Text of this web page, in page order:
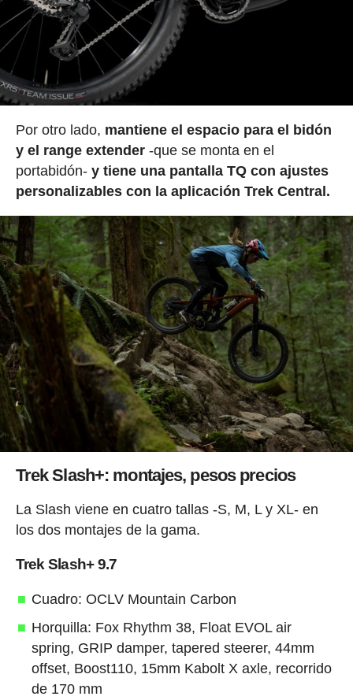
Por otro lado, mantiene el espacio para el bidón
y el range extender -que se monta en el
portabidón- y tiene una pantalla TQ con ajustes
personalizables con la aplicación Trek Central.
Trek Slash+: montajes, pesos precios
La Slash viene en cuatro tallas -S, M, L y XL- en
los dos montajes de la gama.
Trek Slash+ 9.7
Cuadro: OCLV Mountain Carbon
Horquilla: Fox Rhythm 38, Float EVOL air
spring, GRIP damper, tapered steerer, 44mm
offset, Boost110, 15mm Kabolt X axle, recorrido
de 170 mm